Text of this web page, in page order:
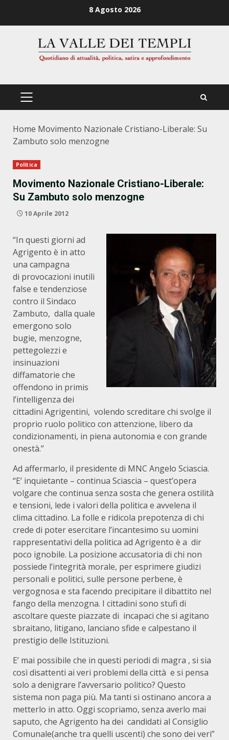
8 Agosto 2026
PRIMÄRES
Home Movimento Nazionale Cristiano-Liberale: Su
Zambuto solo menzogne
Politica
Movimento Nazionale Cristiano-Liberale:
Su Zambuto solo menzogne
10 Aprile 2012
“In questi giorni ad
Agrigento è in atto
una campagna
di provocazioni inutili
false e tendenziose
contro il Sindaco
Zambuto, dalla quale
emergono solo
bugie, menzogne,
pettegolezzi e
insinuazioni
diffamatorie che
offendono in primis
l’intelligenza dei
cittadini Agrigentini, volendo screditare chi svolge il
proprio ruolo politico con attenzione, libero da
condizionamenti, in piena autonomia e con grande
onestà.”
Ad affermarlo, il presidente di MNC Angelo Sciascia.
“E’ inquietante – continua Sciascia – quest’opera
volgare che continua senza sosta che genera ostilità
e tensioni, lede i valori della politica e avvelena il
clima cittadino. La folle e ridicola prepotenza di chi
crede di poter esercitare l’incantesimo su uomini
rappresentativi della politica ad Agrigento è a dir
poco ignobile. La posizione accusatoria di chi non
possiede l’integrità morale, per esprimere giudizi
personali e politici, sulle persone perbene, è
vergognosa e sta facendo precipitare il dibattito nel
fango della menzogna. I cittadini sono stufi di
ascoltare queste piazzate di incapaci che si agitano
sbraitano, litigano, lanciano sfide e calpestano il
prestigio delle Istituzioni.
E’ mai possibile che in questi periodi di magra , si sia
così disattenti ai veri problemi della città e si pensa
solo a denigrare l’avversario politico? Questo
sistema non paga più. Ma tanti si ostinano ancora a
metterlo in atto. Oggi scopriamo, senza averlo mai
saputo, che Agrigento ha dei candidati al Consiglio
Comunale(anche tra quelli uscenti) che sono dei veri”